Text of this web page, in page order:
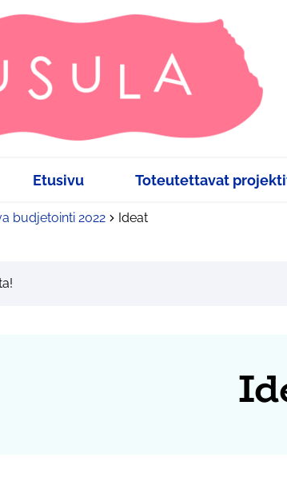
Etusivu Toteutettavat
budjetointi 2022 Ideat